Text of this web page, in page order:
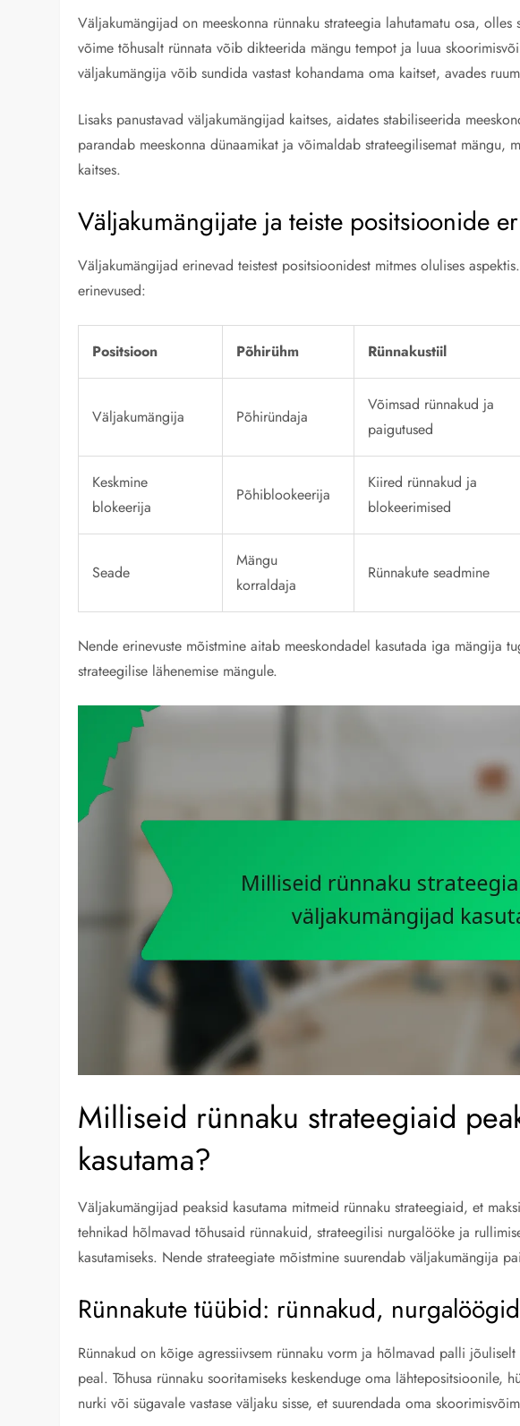
Väljakumängijad on meeskonna rünnaku strateegia lahutamatu osa,
võime tõhusalt rünnata võib dikteerida mängu tempot ja luua
väljakumängija võib sundida vastast kohandama oma kaitset, avades
Lisaks panustavad väljakumängijad kaitses, aidates stabiliseerida
parandab meeskonna dünaamikat ja võimaldab strateegilisemat mängu,
kaitses.
Väljakumängijate ja teiste positsioonide
Väljakumängijad erinevad teistest positsioonidest mitmes olulises
erinevused:
Positsioon Põhirühm Rünnakustiil
Väljakumängija Põhiründaja
Võimsad rünnakud ja
paigutused
Keskmine
blokeerija
Põhiblookeerija
Kiired rünnakud ja
blokeerimised
Seade
Mängu
korraldaja
Rünnakute seadmine
Nende erinevuste mõistmine aitab meeskondadel kasutada iga mängija
strateegilise lähenemise mängule.
Milliseid rünnaku strateegiaid
kasutama?
Väljakumängijad peaksid kasutama mitmeid rünnaku strateegiaid, et
tehnikad hõlmavad tõhusaid rünnakuid, strateegilisi nurgalööke ja
kasutamiseks. Nende strateegiate mõistmine suurendab väljakumängija
Rünnakute tüübid: rünnakud,
Rünnakud on kõige agressiivsem rünnaku vorm ja hõlmavad palli
peal. Tõhusa rünnaku sooritamiseks keskenduge oma lähtepositsioonile,
nurki või sügavale vastase väljaku sisse, et suurendada oma